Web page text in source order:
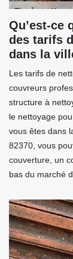
Qu’est-ce
des tarifs
dans la
Les tarifs de
couvreurs
structure à
le nettoyage
vous êtes dans
82370, vous
couverture, un
bas du marché